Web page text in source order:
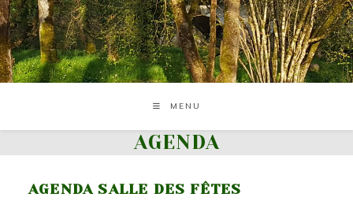
Skip
to
content
MENU
AGENDA
AGENDA SALLE DES FÊTES